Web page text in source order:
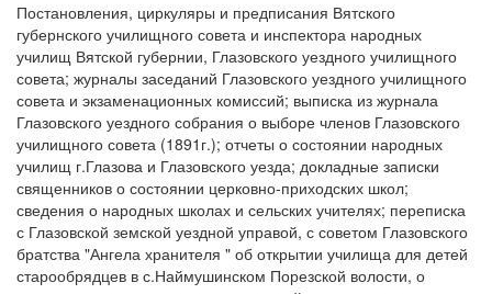
Постановления, циркуляры и предписания Вятского
губернского училищного совета и инспектора народных
училищ Вятской губернии, Глазовского уездного училищного
совета; журналы заседаний Глазовского уездного училищного
совета и экзаменационных комиссий; выписка из журнала
Глазовского уездного собрания о выборе членов Глазовского
училищного совета (1891г.); отчеты о состоянии народных
училищ г.Глазова и Глазовского уезда; докладные записки
священников о состоянии церковно-приходских школ;
сведения о народных школах и сельских учителях; переписка
с Глазовской земской уездной управой, с советом Глазовского
братства "Ангела хранителя " об открытии училища для детей
старообрядцев в с.Наймушинском Порезской волости, о